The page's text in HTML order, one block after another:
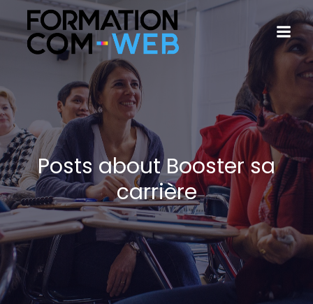
Posts about Booster sa
carrière